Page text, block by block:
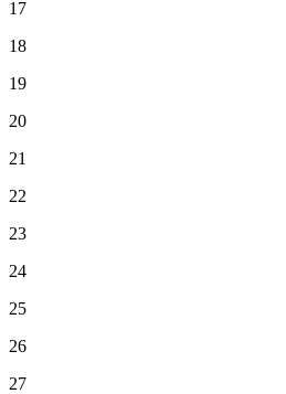
17
18
19
20
21
22
23
24
25
26
27